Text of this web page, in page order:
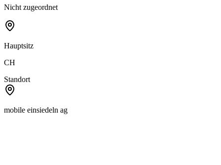
Nicht zugeordnet
Hauptsitz
CH
Standort
mobile einsiedeln ag